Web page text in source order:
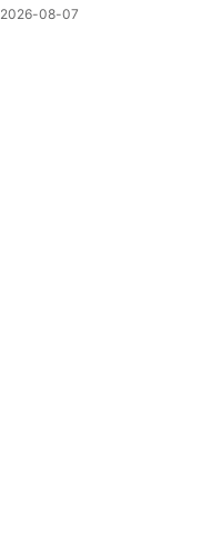
2026-08-07